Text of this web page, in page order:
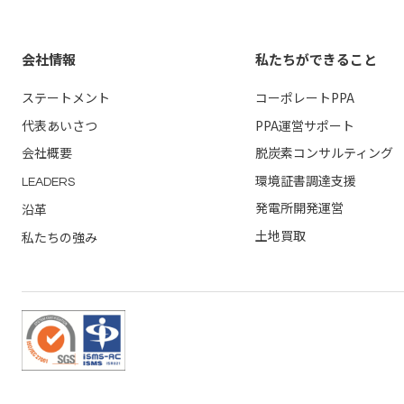
会社情報
ステートメント
代表あいさつ
会社概要
LEADERS
沿革
私たちの強み
私たちができること
コーポレートPPA
PPA運営サポート
脱炭素コンサルティング
環境証書調達支援
発電所開発運営
土地買取